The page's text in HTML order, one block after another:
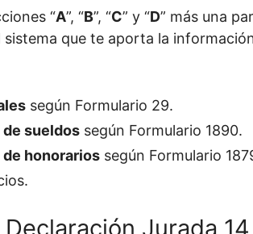
“A”, “B”, “C” y “D” más una
que te aporta la
según Formulario 29.
sueldossegún Formulario 1890.
honorariossegún Formulario
Jurada